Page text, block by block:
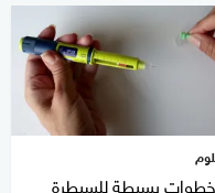
7 خطوات بسيطة للسيطرة